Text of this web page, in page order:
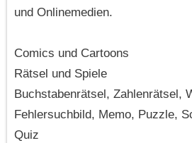
und Onlinemedien.
Comics und Cartoons
Rätsel und Spiele
Buchstabenrätsel, Zahlenrätsel,
Fehlersuchbild, Memo, Puzzle,
Quiz